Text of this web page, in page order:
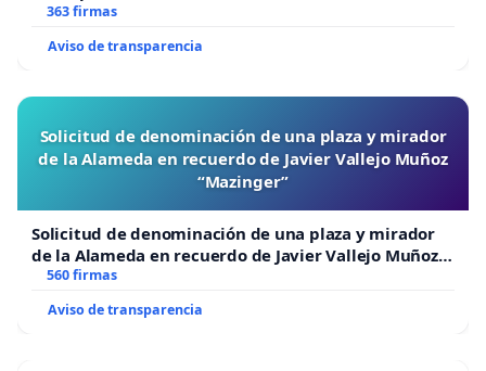
363 firmas
Aviso de transparencia
Solicitud de denominación de una plaza y mirador
de la Alameda en recuerdo de Javier Vallejo Muñoz
“Mazinger”
Solicitud de denominación de una plaza y mirador
de la Alameda en recuerdo de Javier Vallejo Muñoz
“Mazinger”
560 firmas
Aviso de transparencia